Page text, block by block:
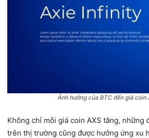
Ảnh hưởng của BTC đến giá coin
Không chỉ mỗi giá coin AXS tăng, những
trên thị trường cũng được hưởng ứng xu